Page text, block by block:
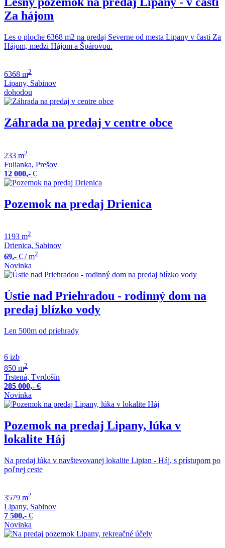
Za hájom
Les o ploche 6368 m2 na predaj Severne od mesta Lipany v časti Za
Hájom, medzi Hájom a Špárovou.
6368 m2
Lipany, Sabinov
dohodou
Záhrada na predaj v centre obce
233 m2
Fulianka, Prešov
12 000,- €
Pozemok na predaj Drienica
1193 m2
Drienica, Sabinov
69,- € / m2
Novinka
Ústie nad Priehradou - rodinný dom na
predaj blízko vody
Len 500m od priehrady
6 izb
850 m2
Trstená, Tvrdošín
285 000,- €
Novinka
Pozemok na predaj Lipany, lúka v
lokalite Háj
Na predaj lúka v navštevovanej lokalite Lipian - Háj, s prístupom po
poľnej ceste
3579 m2
Lipany, Sabinov
7 500,- €
Novinka